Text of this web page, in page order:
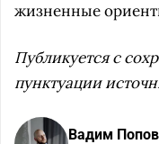
жизненные
Публикуется с
пунктуации
Вадим Попов